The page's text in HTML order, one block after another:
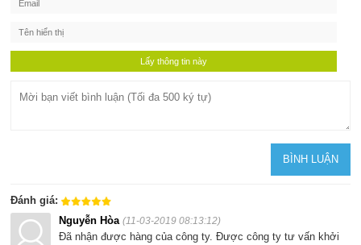
Đánh giá:
Nguyễn Hòa(11-03-2019 08:13:12)
Đã nhận được hàng của công ty. Được công ty tư vấn khởi